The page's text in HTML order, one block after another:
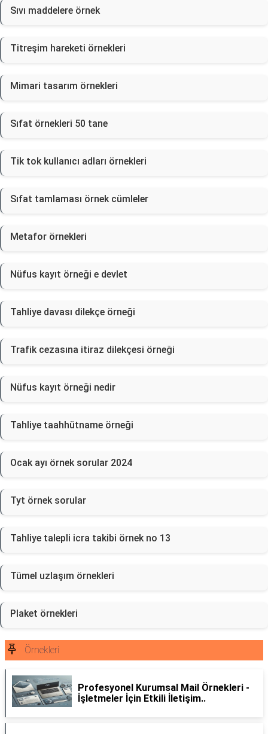
Sıvı maddelere örnek
Titreşim hareketi örnekleri
Mimari tasarım örnekleri
Sıfat örnekleri 50 tane
Tik tok kullanıcı adları örnekleri
Sıfat tamlaması örnek cümleler
Metafor örnekleri
Nüfus kayıt örneği e devlet
Tahliye davası dilekçe örneği
Trafik cezasına itiraz dilekçesi örneği
Nüfus kayıt örneği nedir
Tahliye taahhütname örneği
Ocak ayı örnek sorular 2024
Tyt örnek sorular
Tahliye talepli icra takibi örnek no 13
Tümel uzlaşım örnekleri
Plaket örnekleri
Örnekleri
Profesyonel Kurumsal Mail Örnekleri -
İşletmeler İçin Etkili İletişim..